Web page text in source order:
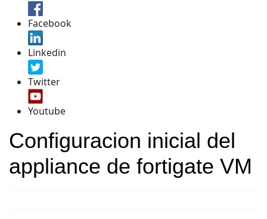
Facebook
Linkedin
Twitter
Youtube
Configuracion inicial del
appliance de fortigate VM